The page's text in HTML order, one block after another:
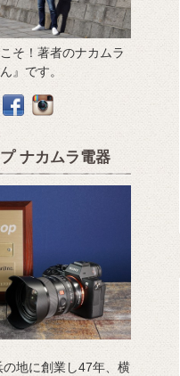
そ！著者のナカムラ
』です。
ナカムラ電器
地に創業し47年、横